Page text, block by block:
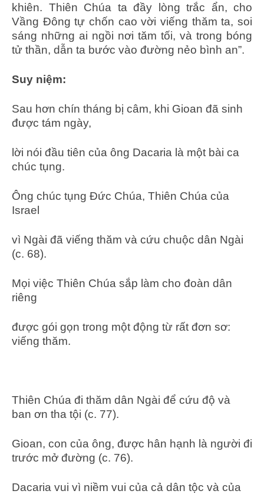
khiên. Thiên Chúa ta đầy lòng trắc ẩn, cho
Vầng Ðông tự chốn cao vời viếng thăm ta, soi
sáng những ai ngồi nơi tăm tối, và trong bóng
tử thần, dẫn ta bước vào đường nẻo bình an”.
Suy niệm:
Sau hơn chín tháng bị câm, khi Gioan đã sinh
được tám ngày,
lời nói đầu tiên của ông Dacaria là một bài ca
chúc tụng.
Ông chúc tụng Đức Chúa, Thiên Chúa của
Israel
vì Ngài đã viếng thăm và cứu chuộc dân Ngài
(c. 68).
Mọi việc Thiên Chúa sắp làm cho đoàn dân
riêng
được gói gọn trong một động từ rất đơn sơ:
viếng thăm.
Thiên Chúa đi thăm dân Ngài để cứu độ và
ban ơn tha tội (c. 77).
Gioan, con của ông, được hân hạnh là người đi
trước mở đường (c. 76).
Dacaria vui vì niềm vui của cả dân tộc và của